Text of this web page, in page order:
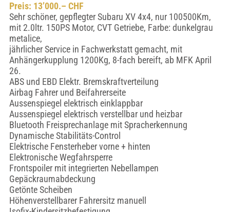
Preis: 13’000.– CHF
Sehr schöner, gepflegter Subaru XV 4x4, nur 100500Km,
mit 2.0ltr. 150PS Motor, CVT Getriebe, Farbe: dunkelgrau
metalice,
jährlicher Service in Fachwerkstatt gemacht, mit
Anhängerkupplung 1200Kg, 8-fach bereift, ab MFK April
26.
ABS und EBD Elektr. Bremskraftverteilung
Airbag Fahrer und Beifahrerseite
Aussenspiegel elektrisch einklappbar
Aussenspiegel elektrisch verstellbar und heizbar
Bluetooth Freisprechanlage mit Spracherkennung
Dynamische Stabilitäts-Control
Elektrische Fensterheber vorne + hinten
Elektronische Wegfahrsperre
Frontspoiler mit integrierten Nebellampen
Gepäckraumabdeckung
Getönte Scheiben
Höhenverstellbarer Fahrersitz manuell